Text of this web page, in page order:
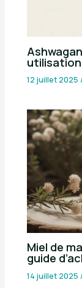
12 juillet 2025
Miel de
guide
14 juillet 2025